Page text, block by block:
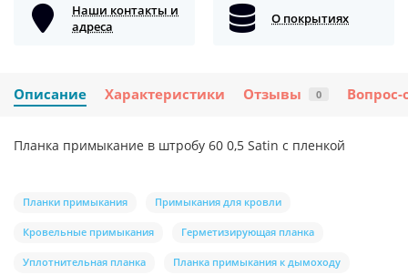
Наши контакты и
адреса
О покрытиях
Описание Характеристики Отзывы 0 Вопрос-
Планка примыкание в штробу 60 0,5 Satin с пленкой
Планки примыкания Примыкания для кровли
Кровельные примыкания Герметизирующая планка
Уплотнительная планка Планка примыкания к дымоходу